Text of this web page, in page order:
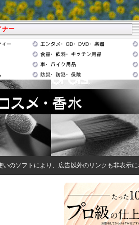
ナー
のソフトにより、広告以外のリンクも非表示